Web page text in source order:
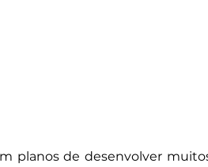
planos de desenvolver